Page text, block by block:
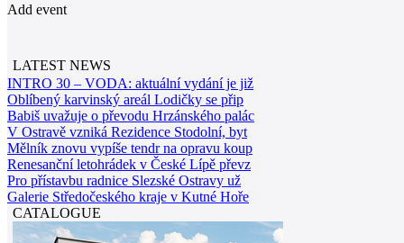
Add event
LATEST NEWS
INTRO 30 – VODA: aktuální vydání je již
Oblíbený karvinský areál Lodičky se přip
Babiš uvažuje o převodu Hrzánského palác
V Ostravě vzniká Rezidence Stodolní, byt
Mělník znovu vypíše tendr na opravu koup
Renesanční letohrádek v České Lípě převz
Pro přístavbu radnice Slezské Ostravy už
Galerie Středočeského kraje v Kutné Hoře
CATALOGUE